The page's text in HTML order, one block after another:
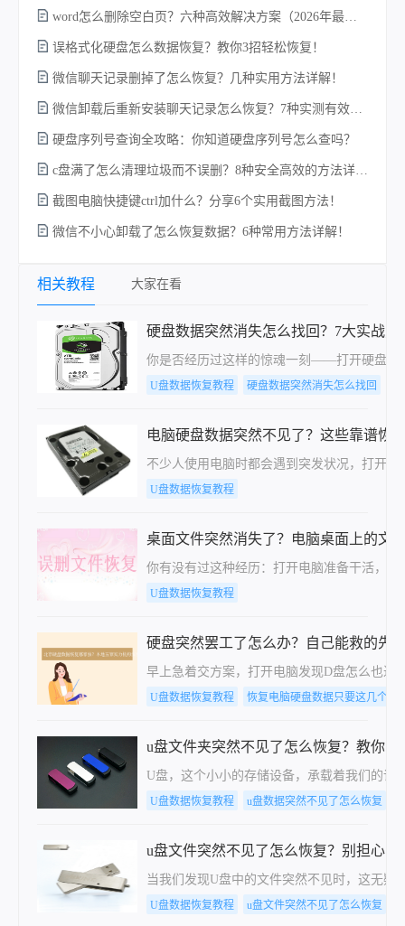
word怎么删除空白页？六种高效解决方案（2026年最新实操指南）！
误格式化硬盘怎么数据恢复？教你3招轻松恢复！
微信聊天记录删掉了怎么恢复？几种实用方法详解！
微信卸载后重新安装聊天记录怎么恢复？7种实测有效的恢复方案详解！
硬盘序列号查询全攻略：你知道硬盘序列号怎么查吗？
c盘满了怎么清理垃圾而不误删？8种安全高效的方法详解+误删恢复指南！
截图电脑快捷键ctrl加什么？分享6个实用截图方法！
微信不小心卸载了怎么恢复数据？6种常用方法详解！
相关教程 大家在看
硬盘数据突然消失怎么找回？7大实战方
你是否经历过这样的惊魂一刻——打开硬盘，
U盘数据恢复教程 硬盘数据突然消失怎么找回
电脑硬盘数据突然不见了？这些靠谱恢
不少人使用电脑时都会遇到突发状况，打开
U盘数据恢复教程
桌面文件突然消失了？电脑桌面上的文
你有没有过这种经历：打开电脑准备干活，
U盘数据恢复教程
硬盘突然罢工了怎么办？自己能救的先
早上急着交方案，打开电脑发现D盘怎么也进
U盘数据恢复教程 恢复电脑硬盘数据只要这几个步
u盘文件夹突然不见了怎么恢复？教你
U盘，这个小小的存储设备，承载着我们的许
U盘数据恢复教程 u盘数据突然不见了怎么恢复
u盘文件突然不见了怎么恢复？别担心，
当我们发现U盘中的文件突然不见时，这无
U盘数据恢复教程 u盘文件突然不见了怎么恢复